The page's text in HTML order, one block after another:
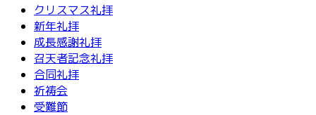
クリスマス礼拝
新年礼拝
成長感謝礼拝
召天者記念礼拝
合同礼拝
祈祷会
受難節